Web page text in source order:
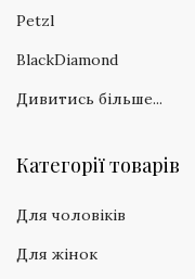
Petzl
BlackDiamond
Дивитись більше...
Категорії товарів
Для чоловіків
Для жінок